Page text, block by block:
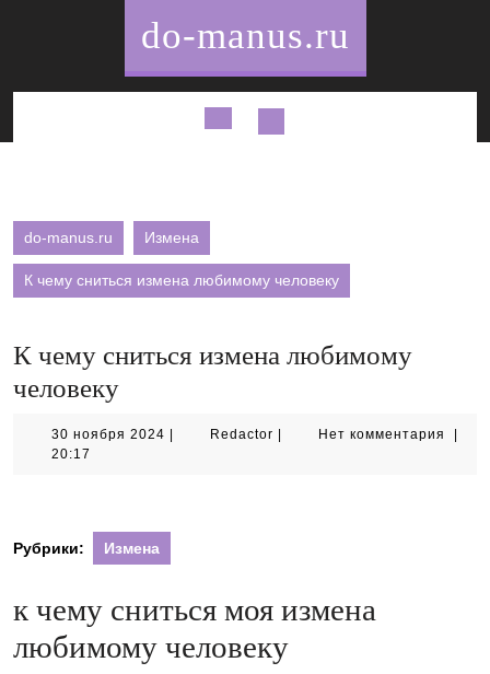
do-manus.ru
Кнопка
do-manus.ru Измена
К чему сниться измена любимому человеку
К чему сниться измена любимому
человеку
30 ноября 2024 30
Redactor RedactorНет комментария
20:17
Рубрики: Измена
к чему сниться моя измена
любимому человеку